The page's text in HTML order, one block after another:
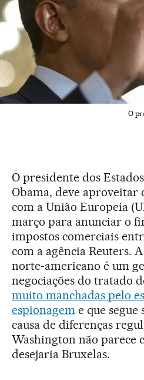
O
O presidente dos
Obama, deve
com a União Europeia
março para anunciar o
impostos comerciais
com a agência Reuters.
norte-americano é um
negociações do tratado
muito manchadas pelo
espionageme que segue
causa de diferenças
Washington não parece
desejaria Bruxelas.